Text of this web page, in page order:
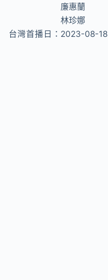
廉惠蘭
林珍娜
台灣首播日： 2023-08-18